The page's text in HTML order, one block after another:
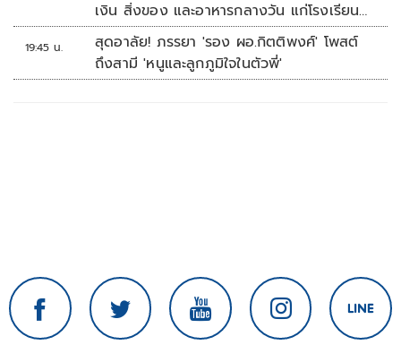
เงิน สิ่งของ และอาหารกลางวัน แก่โรงเรียน
บ้านหนองน้ำใส
19:45 น.
สุดอาลัย! ภรรยา 'รอง ผอ.กิตติพงศ์' โพสต์
ถึงสามี 'หนูและลูกภูมิใจในตัวพี่'